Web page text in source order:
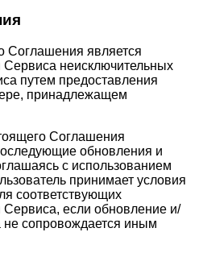
Соглашения является
неисключительных
путем предоставления
принадлежащем
Соглашения
обновления и
с использованием
принимает условия
соответствующих
если обновление и/
сопровождается иным